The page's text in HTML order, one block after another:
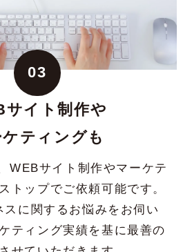
03
サイト制作や
ティングも
WEBサイト制作やマーケテ
トップでご依頼可能です。
スに関するお悩みをお伺い
ティング実績を基に最善の